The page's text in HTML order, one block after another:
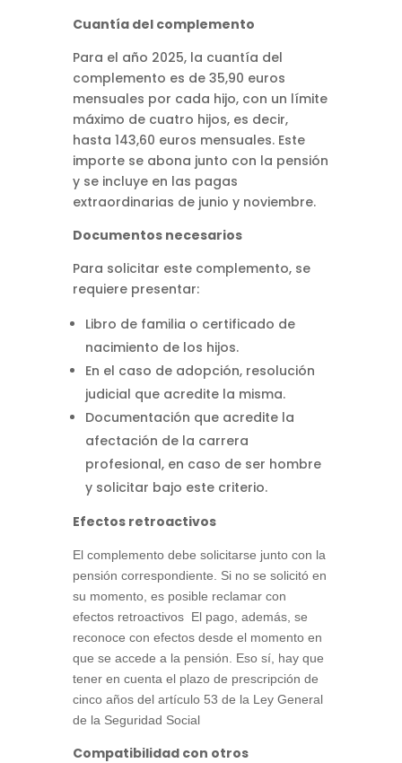
Cuantía del complemento
Para el año 2025, la cuantía del
complemento es de 35,90 euros
mensuales por cada hijo, con un límite
máximo de cuatro hijos, es decir,
hasta 143,60 euros mensuales. Este
importe se abona junto con la pensión
y se incluye en las pagas
extraordinarias de junio y noviembre.
Documentos necesarios
Para solicitar este complemento, se
requiere presentar:
Libro de familia o certificado de
nacimiento de los hijos.
En el caso de adopción, resolución
judicial que acredite la misma.
Documentación que acredite la
afectación de la carrera
profesional, en caso de ser hombre
y solicitar bajo este criterio.
Efectos retroactivos
El complemento debe solicitarse junto con la
pensión correspondiente.
Si no se solicitó en
su momento, es posible reclamar con
efectos retroactivos El pago, además, se
reconoce con efectos desde el momento en
que se accede a la pensión. Eso sí, hay que
tener en cuenta el plazo de prescripción de
cinco años del artículo 53 de la Ley General
de la Seguridad Social
Compatibilidad con otros